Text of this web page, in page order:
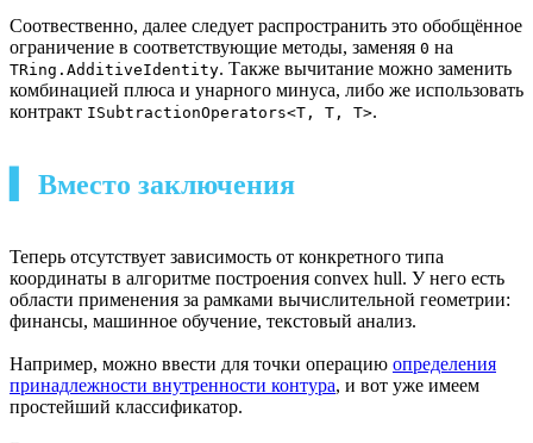
Соотвественно, далее следует распространить это обобщённое
ограничение в соответствующие методы, заменяя 0 на
TRing.AdditiveIdentity. Также вычитание можно заменить
комбинацией плюса и унарного минуса, либо же использовать
контракт ISubtractionOperators<T, T, T>.
▍ Вместо заключения
Теперь отсутствует зависимость от конкретного типа
координаты в алгоритме построения convex hull. У него есть
области применения за рамками вычислительной геометрии:
финансы, машинное обучение, текстовый анализ.
Например, можно ввести для точки операцию определения
принадлежности внутренности контура, и вот уже имеем
простейший классификатор.